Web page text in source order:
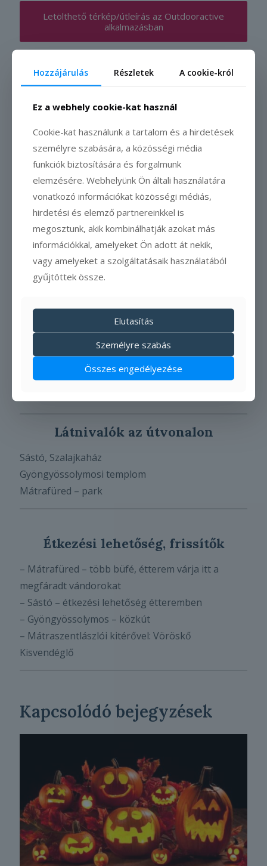
Letölthető térkép/útleírás az Outdooractive
alkalmazásban
Az útvonal főbb állomásai –
Térkép
Látnivalók az útvonalon
Sástó, Szalajkaház
Gyöngyössolymosi templom
Mátrafüred – park
Étkezési lehetőség, frissítők
– Mátrafüred – több büfé, étterem várja itt a
megfáradt vándorokat
– Sástó – étkezési lehetőség étteremben
– Gyöngyössolymos – közkút
– Mátraszentlászlói kitérővel: Vöröskő
Kisvendéglő
Kapcsolódó bejegyzések
Hozzájárulás Részletek A cookie-król
Ez a webhely cookie-kat használ
Cookie-kat használunk a tartalom és a hirdetések
személyre szabására, a közösségi média
funkciók biztosítására és forgalmunk
elemzésére. Webhelyünk Ön általi használatára
vonatkozó információkat közösségi médiás,
hirdetési és elemző partnereinkkel is
megosztunk, akik kombinálhatják azokat más
információkkal, amelyeket Ön adott át nekik,
vagy amelyeket a szolgáltatásaik használatából
gyűjtöttek össze.
Elutasítás
Személyre szabás
Összes engedélyezése